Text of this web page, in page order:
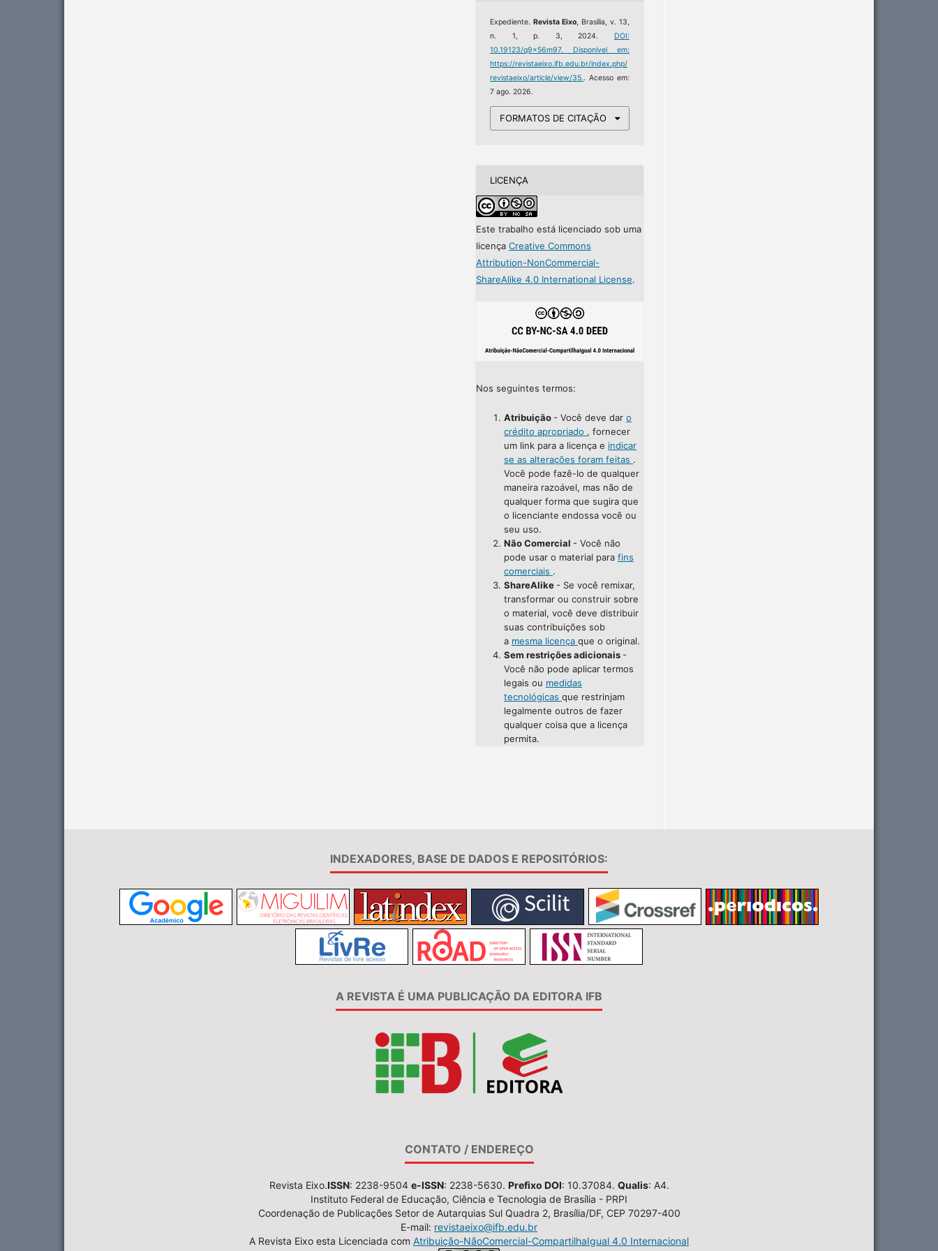
Expediente.Revista Eixo , Brasília, v. 13,
n. 1, p. 3, 2024. DOI:
10.19123/q9x56m97. Disponível em:
https://revistaeixo.ifb.edu.br/index.php/
revistaeixo/article/view/35.. Acesso em:
7 ago. 2026.
FORMATOS DE CITAÇÃO
LICENÇA
Este trabalho está licenciado sob uma
licença Creative Commons
Attribution-NonCommercial-
ShareAlike 4.0 International License.
Nos seguintes termos:
Atribuição - Você deve dar o
crédito apropriado , fornecer
um link para a licença e indicar
se as alterações foram feitas .
Você pode fazê-lo de qualquer
maneira razoável, mas não de
qualquer forma que sugira que
o licenciante endossa você ou
seu uso.
Não Comercial - Você não
pode usar o material para fins
comerciais .
ShareAlike - Se você remixar,
transformar ou construir sobre
o material, você deve distribuir
suas contribuições sob
a mesma licença que o original.
Sem restrições adicionais -
Você não pode aplicar termos
legais ou medidas
tecnológicas que restrinjam
legalmente outros de fazer
qualquer coisa que a licença
permita.
INDEXADORES, BASE DE DADOS E REPOSITÓRIOS:
A REVISTA É UMA PUBLICAÇÃO DA EDITORA IFB
CONTATO / ENDEREÇO
Revista Eixo.ISSN: 2238-9504 e-ISSN: 2238-5630. Prefixo DOI: 10.37084. Qualis: A4.
Instituto Federal de Educação, Ciência e Tecnologia de Brasília - PRPI
Coordenação de Publicações Setor de Autarquias Sul Quadra 2, Brasília/DF, CEP 70297-400
E-mail: revistaeixo@ifb.edu.br
A Revista Eixo esta Licenciada com Atribuição-NãoComercial-CompartilhaIgual 4.0 Internacional